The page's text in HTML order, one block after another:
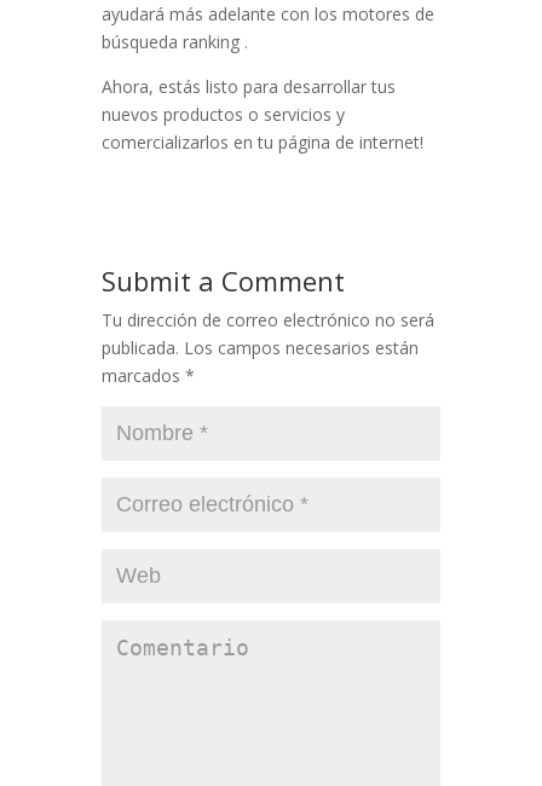
ayudará más adelante con los motores de
búsqueda ranking .
Ahora, estás listo para desarrollar tus
nuevos productos o servicios y
comercializarlos en tu página de internet!
Submit a Comment
Tu dirección de correo electrónico no será
publicada. Los campos necesarios están
marcados *